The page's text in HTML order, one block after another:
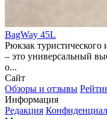
BagWay 45L
Рюкзак туристического
– это универсальный
о...
Сайт
Обзоры и отзывы
Информация
Редакция